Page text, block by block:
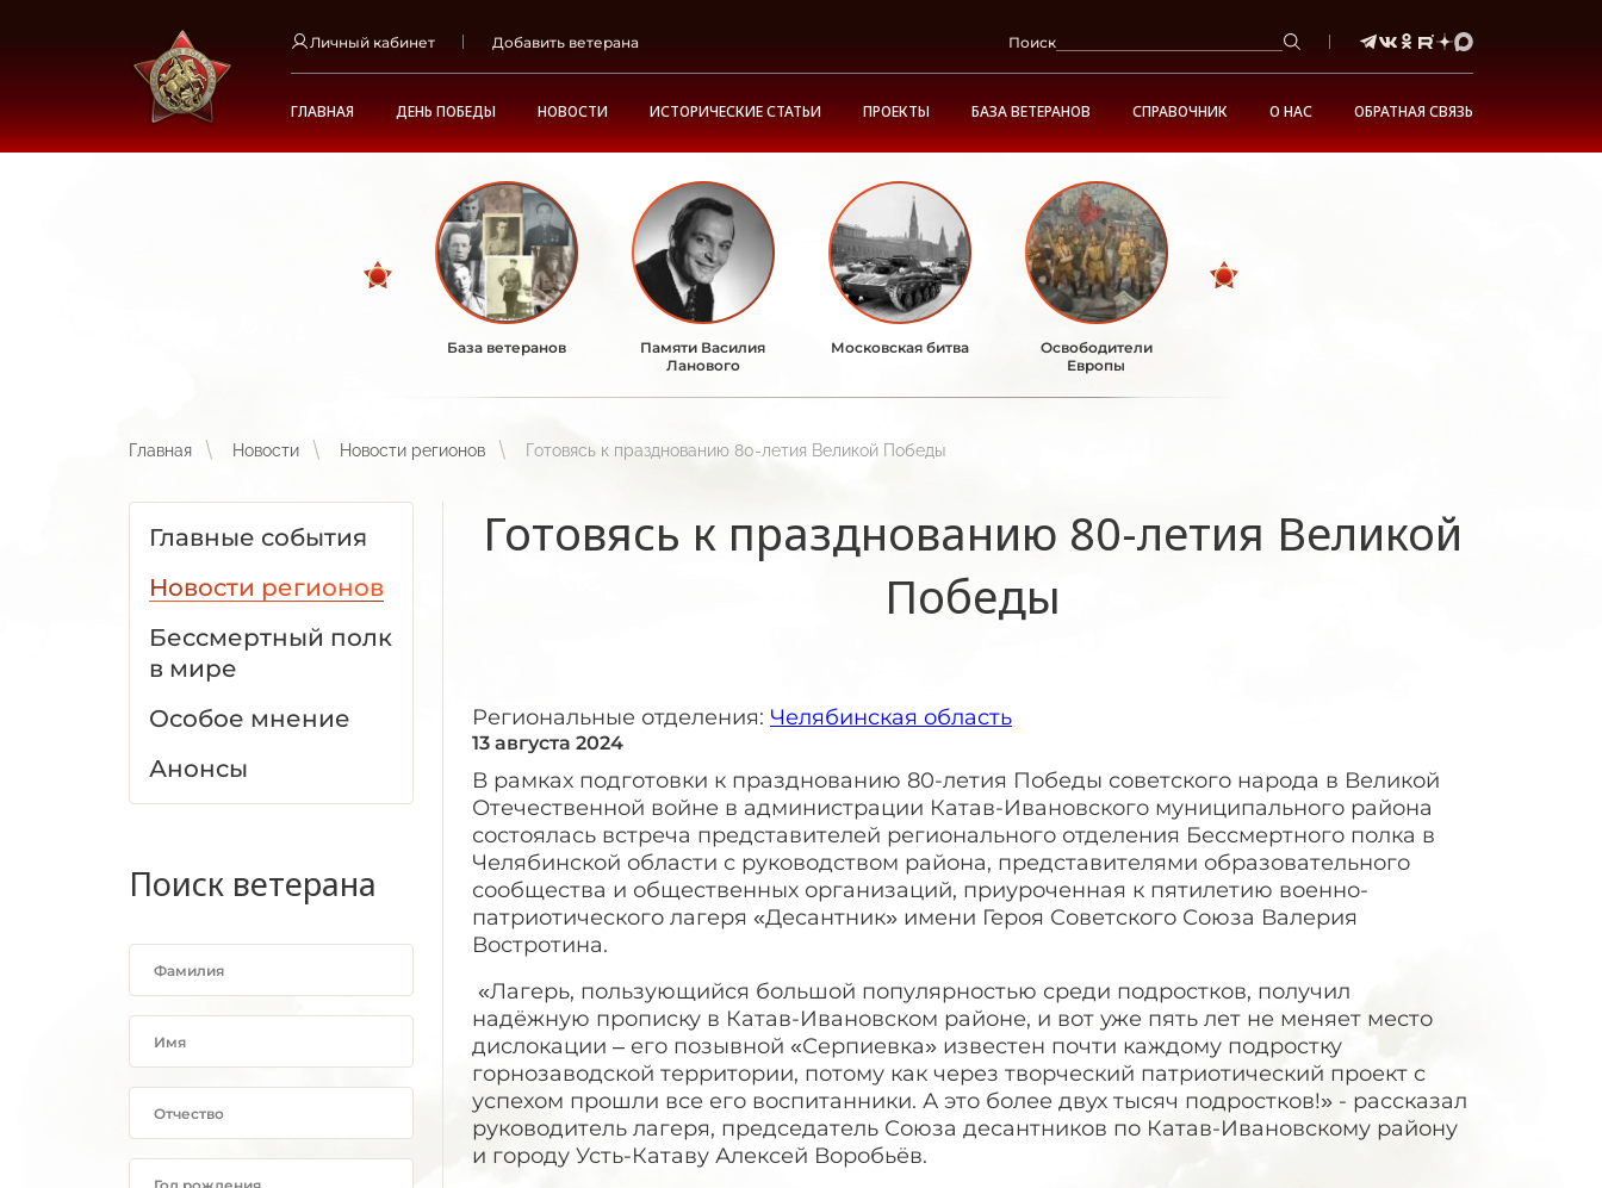
Личный кабинет Добавить ветерана Поиск
ГЛАВНАЯ ДЕНЬ ПОБЕДЫ НОВОСТИ ИСТОРИЧЕСКИЕ СТАТЬИ ПРОЕКТЫ БАЗА ВЕТЕРАНОВ СПРАВОЧНИК О НАС ОБРАТНАЯ СВЯЗЬ
База ветеранов
Памяти Василия
Ланового
Московская битва
Освободители
Европы
Главная Новости Новости регионов Готовясь к празднованию 80-летия Великой Победы
Главные события
Новости регионов
Бессмертный полк
в мире
Особое мнение
Анонсы
Поиск ветерана
Готовясь к празднованию 80-летия Великой
Победы
Региональные отделения: Челябинская область
13 августа 2024
В рамках подготовки к празднованию 80-летия Победы советского народа в Великой
Отечественной войне в администрации Катав-Ивановского муниципального района
состоялась встреча представителей регионального отделения Бессмертного полка в
Челябинской области с руководством района, представителями образовательного
сообщества и общественных организаций, приуроченная к пятилетию военно-
патриотического лагеря «Десантник» имени Героя Советского Союза Валерия
Востротина.
«Лагерь, пользующийся большой популярностью среди подростков, получил
надёжную прописку в Катав-Ивановском районе, и вот уже пять лет не меняет место
дислокации – его позывной «Серпиевка» известен почти каждому подростку
горнозаводской территории, потому как через творческий патриотический проект с
успехом прошли все его воспитанники. А это более двух тысяч подростков!» - рассказал
руководитель лагеря, председатель Союза десантников по Катав-Ивановскому району
и городу Усть-Катаву Алексей Воробьёв.